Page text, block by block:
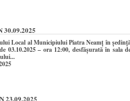
30.09.2025
Local al Municipiului Piatra Neamţ în
03.10.2025 – ora 12:00, desfășurată în sala
23.09.2025